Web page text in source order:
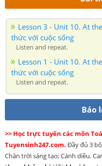
Lesson 3 - Unit 10. At
thức với cuộc sống
Listen and repeat.
Lesson 1 - Unit 10. At
thức với cuộc sống
Listen and repeat.
Báo
>> Học trực tuyến các môn
Tuyensinh247.com. Đầy đủ 3
Chân trời sáng tạo; Cánh diều.